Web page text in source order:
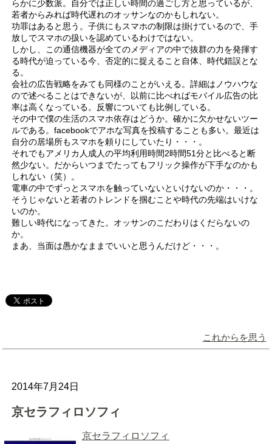
らかに少数派。自分では正しい時間の過ごし方と思っているが、
若者からみれば時代遅れのオッサンなのかもしれない。
功罪はあると思う。子供にもスマホの制限は掛けているので、手
放しでスマホの扱いを認めているわけではない。
しかし、この通信機器が全てのメディアの中で抜群の力を発揮す
る時代が迫っている今、否定的に捉えること自体、時代錯誤とな
る。
会社の広告戦略をみても同様のことがいえる。詳細はノウハウな
ので述べることはできないが、以前に比べればモバイル広告の比
率は高くなっている。反響についても比例している。
その中で僕の生活のスマホ依存はどうか。確かに欠かせないツー
ルである。facebookでアホな写真を投稿することも多い。最近は
自分の居場所もスマホを頼りにしていたり・・・。
それでもアメリカ人成人の平均利用時間2時間51分と比べると断
然少ない。だからいつまでたってもフリック操作が下手なのかも
しれない（笑）。
電車の中でずっとスマホを触っていないといけないのか・・・。
そうじゃないと若者のトレンドを掴むことや時代の先端はいけな
いのか。
難しい時代になってきた。オッサンのこだわりはくだらないの
か。
まあ、当面は愚かなままでいいと思うんだけど・・・。
これからを思う
2014年7月24日
京セラフィロソフィ
京セラフィロソフィ